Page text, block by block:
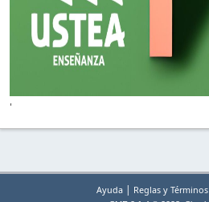
'
Ayuda | Reglas y Términos